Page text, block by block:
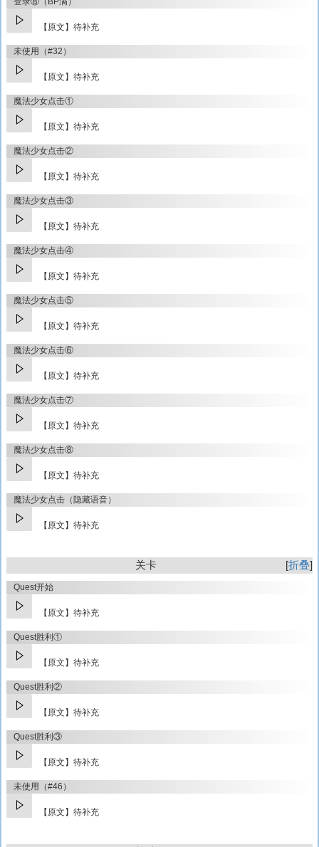
【原文】待补充
未使用（#32）
【原文】待补充
魔法少女点击①
【原文】待补充
魔法少女点击②
【原文】待补充
魔法少女点击③
【原文】待补充
魔法少女点击④
【原文】待补充
魔法少女点击⑤
【原文】待补充
魔法少女点击⑥
【原文】待补充
魔法少女点击⑦
【原文】待补充
魔法少女点击⑧
【原文】待补充
魔法少女点击（隐藏语音）
【原文】待补充
折叠
关卡
Quest开始
【原文】待补充
Quest胜利①
【原文】待补充
Quest胜利②
【原文】待补充
Quest胜利③
【原文】待补充
未使用（#46）
【原文】待补充